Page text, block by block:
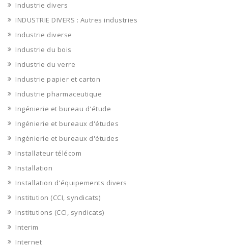
Industrie divers
INDUSTRIE DIVERS : Autres industries
Industrie diverse
Industrie du bois
Industrie du verre
Industrie papier et carton
Industrie pharmaceutique
Ingénierie et bureau d'étude
Ingénierie et bureaux d'études
Ingénierie et bureaux d'études
Installateur télécom
Installation
Installation d'équipements divers
Institution (CCI, syndicats)
Institutions (CCI, syndicats)
Interim
Internet